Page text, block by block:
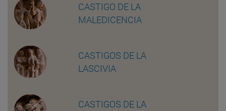
CASTIGO DE LA
MALEDICENCIA
CASTIGOS DE LA
LASCIVIA
CASTIGOS DE LA